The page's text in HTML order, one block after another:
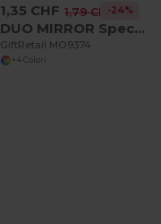
1,35 CHF 1,79 CHF-24%
DUO MIRROR Specchietto con lucidalabbra
GiftRetail MO9374
+4 Colori